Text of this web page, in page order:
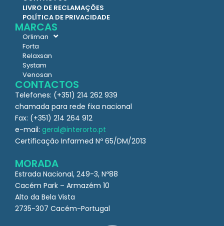
LIVRO DE RECLAMAÇÕES
POLÍTICA DE PRIVACIDADE
MARCAS
Orliman
Forta
Relaxsan
Systam
Venosan
CONTACTOS
Telefones: (+351) 214 262 939
chamada para rede fixa nacional
Fax: (+351) 214 264 912
e-mail: geral@interorto.pt
Certificação Infarmed Nº 65/DM/2013
MORADA
Estrada Nacional, 249-3, Nº88
Cacém Park – Armazém 10
Alto da Bela Vista
2735-307 Cacém-Portugal